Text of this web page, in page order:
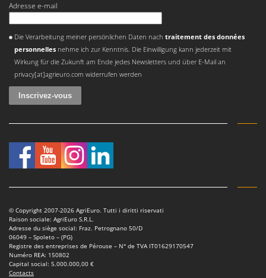
Adresse e-mail
Die Verarbeitung meiner persönlichen Daten nach traitement des données
personnellesnehme ich zur Kenntnis. Die Einwilligung kann jederzeit mit
Wirkung für die Zukunft am Ende jedes Newsletters und über E-Mail an
privacy[at]agrieuro.com widerrufen werden
© Copyright 2007-2026 AgriEuro. Tutti i diritti riservati
Raison sociale: AgriEuro S.R.L.
Adresse du siège social: Fraz. Petrognano 50/D
06049 – Spoleto – (PG)
Registre des entreprises de Pérouse – N° de TVA IT01629170547
Numéro REA: 150802
Capital social: 5.000.000,00 €
Contacts